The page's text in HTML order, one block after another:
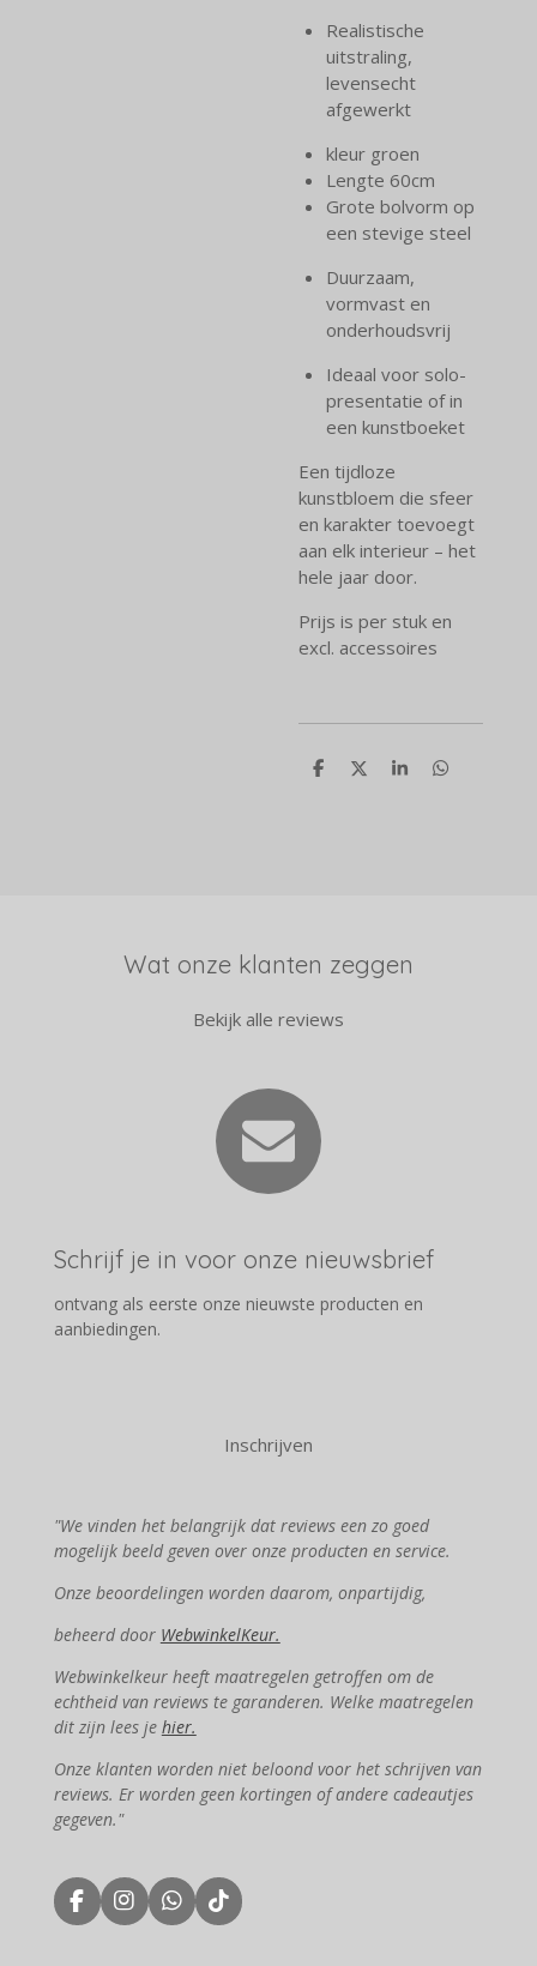
Realistische
uitstraling,
levensecht
afgewerkt
kleur groen
Lengte 60cm
Grote bolvorm op
een stevige steel
Duurzaam,
vormvast en
onderhoudsvrij
Ideaal voor solo-
presentatie of in
een kunstboeket
Een tijdloze
kunstbloem die sfeer
en karakter toevoegt
aan elk interieur – het
hele jaar door.
Prijs is per stuk en
excl. accessoires
D
D
S
D
Wat onze klanten zeggen
Bekijk alle reviews
Schrijf je in voor onze nieuwsbrief
ontvang als eerste onze nieuwste producten en
aanbiedingen.
Inschrijven
"We vinden het belangrijk dat reviews een zo goed
mogelijk beeld geven over onze producten en service.
Onze beoordelingen worden daarom, onpartijdig,
beheerd door WebwinkelKeur.
Webwinkelkeur heeft maatregelen getroffen om de
echtheid van reviews te garanderen. Welke maatregelen
dit zijn lees je hier.
Onze klanten worden niet beloond voor het schrijven van
reviews. Er worden geen kortingen of andere cadeautjes
gegeven."
F
a
I
n
W
h
T
i